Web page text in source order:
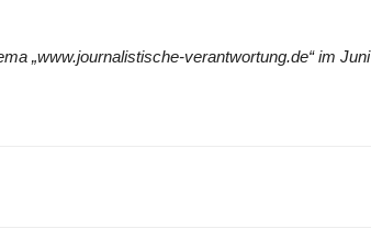
„www.journalistische-verantwortung.de“ im Juni